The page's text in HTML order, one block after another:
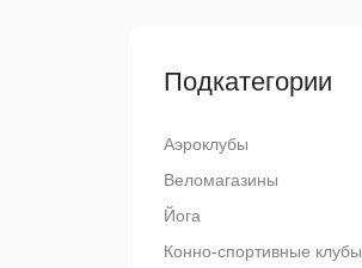
Подкатегории
Аэроклубы
Веломагазины
Йога
Конно-спортивные клубы